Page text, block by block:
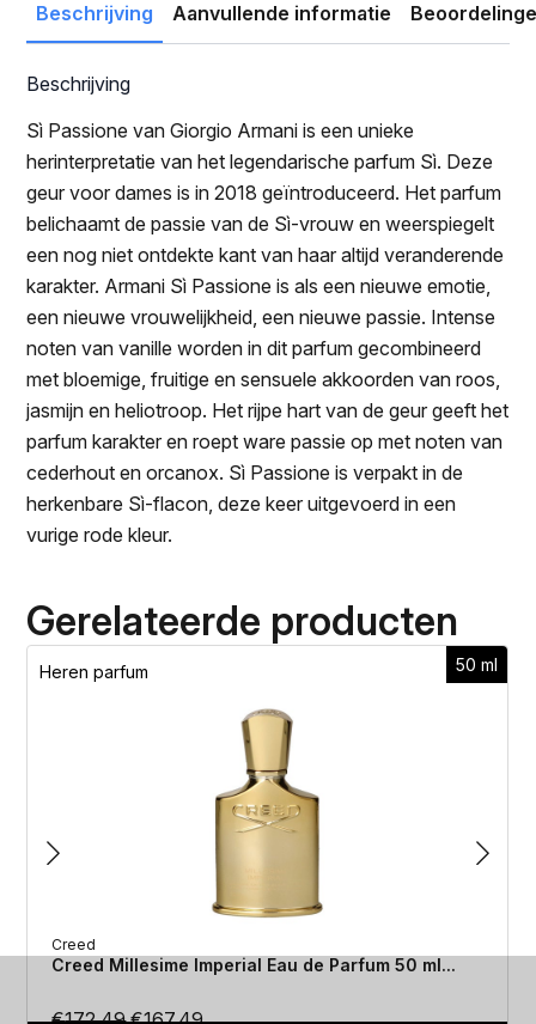
Beschrijving Aanvullende informatie
Beschrijving
Sì Passione van Giorgio Armani is een unieke
herinterpretatie van het legendarische parfum Sì. Deze
geur voor dames is in 2018 geïntroduceerd. Het parfum
belichaamt de passie van de Sì-vrouw en weerspiegelt
een nog niet ontdekte kant van haar altijd veranderende
karakter. Armani Sì Passione is als een nieuwe emotie,
een nieuwe vrouwelijkheid, een nieuwe passie. Intense
noten van vanille worden in dit parfum gecombineerd
met bloemige, fruitige en sensuele akkoorden van roos,
jasmijn en heliotroop. Het rijpe hart van de geur geeft het
parfum karakter en roept ware passie op met noten van
cederhout en orcanox. Sì Passione is verpakt in de
herkenbare Sì-flacon, deze keer uitgevoerd in een
vurige rode kleur.
Gerelateerde producten
50 ml
Heren parfum
Creed
Creed Millesime Imperial Eau de Parfum 50 ml...
Oorspronkelijke
Huidige